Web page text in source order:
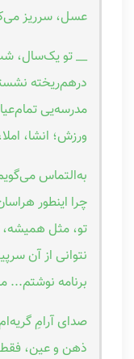
عسل، سرریز
__ تو یک‌سال،
درهم‌ریخته
مدرسه‌یی
ورزش؛ انشا،
به‌التماس
چرا اینطور
تو، مثل همیشه،
نتوانی از آن
برنامه
صدای آرامِ
ذهن و عین،